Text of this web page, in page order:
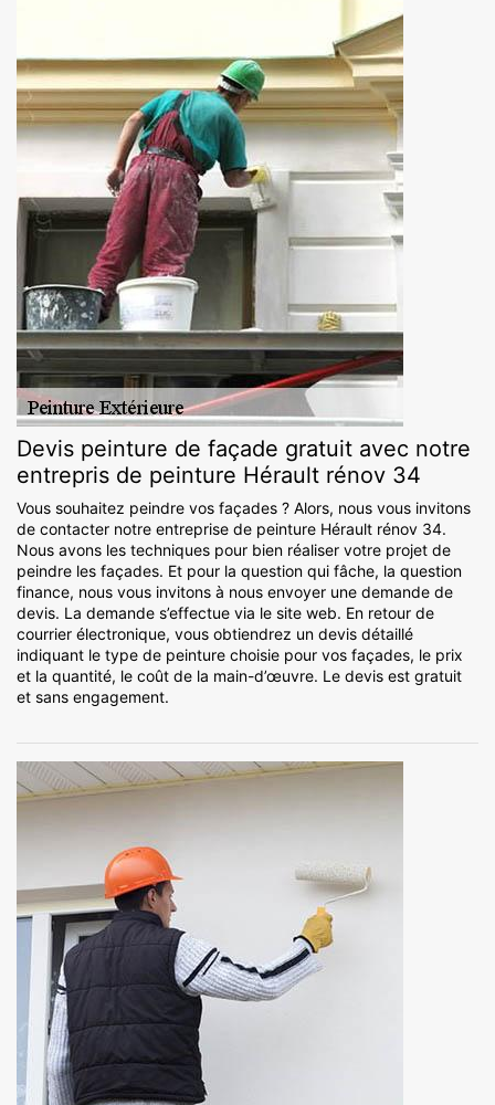
Devis peinture de façade gratuit avec notre
entrepris de peinture Hérault rénov 34
Vous souhaitez peindre vos façades ? Alors, nous vous invitons
de contacter notre entreprise de peinture Hérault rénov 34.
Nous avons les techniques pour bien réaliser votre projet de
peindre les façades. Et pour la question qui fâche, la question
finance, nous vous invitons à nous envoyer une demande de
devis. La demande s’effectue via le site web. En retour de
courrier électronique, vous obtiendrez un devis détaillé
indiquant le type de peinture choisie pour vos façades, le prix
et la quantité, le coût de la main-d’œuvre. Le devis est gratuit
et sans engagement.